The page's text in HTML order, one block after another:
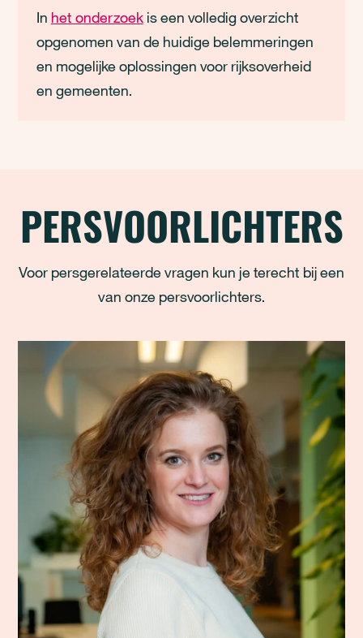
In het onderzoekis een volledig overzicht
opgenomen van de huidige belemmeringen
en mogelijke oplossingen voor rijksoverheid
en gemeenten.
PERSVOORLICHTERS
Voor persgerelateerde vragen kun je terecht bij een
van onze persvoorlichters.